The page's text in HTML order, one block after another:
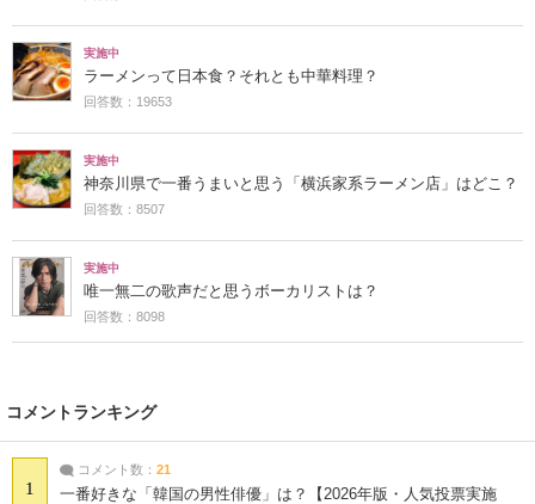
実施中
ラーメンって日本食？それとも中華料理？
回答数：19653
実施中
神奈川県で一番うまいと思う「横浜家系ラーメン店」はどこ？
回答数：8507
実施中
唯一無二の歌声だと思うボーカリストは？
回答数：8098
コメントランキング
1
コメント数： 21
一番好きな「韓国の男性俳優」は？【2026年版・人気投票実施